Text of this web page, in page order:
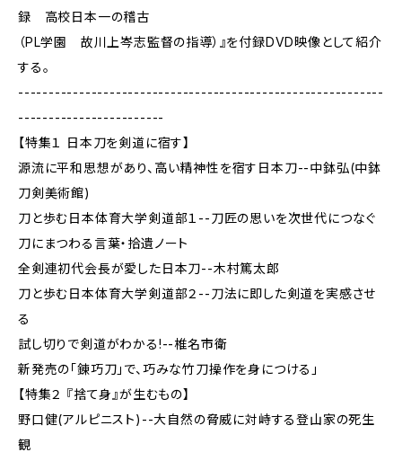
録 高校日本一の稽古
（PL学園 故川上岑志監督の指導）』を付録DVD映像として紹介
する。
------------------------------------------------------------
------------------------
【特集１ 日本刀を剣道に宿す】
源流に平和思想があり、高い精神性を宿す日本刀--中鉢弘(中鉢
刀剣美術館)
刀と歩む日本体育大学剣道部１--刀匠の思いを次世代につなぐ
刀にまつわる言葉・拾遺ノート
全剣連初代会長が愛した日本刀--木村篤太郎
刀と歩む日本体育大学剣道部２--刀法に即した剣道を実感させ
る
試し切りで剣道がわかる!--椎名市衛
新発売の「錬巧刀」で、巧みな竹刀操作を身につける」
【特集２ 『捨て身』が生むもの】
野口健(アルピニスト)--大自然の脅威に対峙する登山家の死生
観